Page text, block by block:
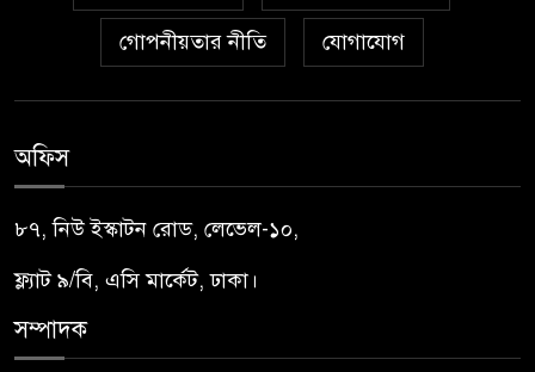
গোপনীয়তার নীতি যোগাযোগ
অফিস
৮৭, নিউ ইস্কাটন রোড, লেভেল-১০,
ফ্ল্যাট ৯/বি, এসি মার্কেট, ঢাকা।
সম্পাদক